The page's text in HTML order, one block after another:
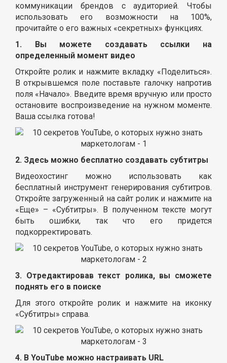
коммуникации брендов с аудиторией. Чтобы
использовать его возможности на 100%,
прочитайте о его важных «секретных» функциях.
1. Вы можете создавать ссылки на
определенный момент видео
Откройте ролик и нажмите вкладку «Поделиться».
В открывшемся поле поставьте галочку напротив
поля «Начало». Введите время вручную или просто
остановите воспроизведение на нужном моменте.
Ваша ссылка готова!
2. Здесь можно бесплатно создавать субтитры
Видеохостинг можно использовать как
бесплатный инструмент генерирования субтитров.
Откройте загруженный на сайт ролик и нажмите на
«Еще» – «Субтитры». В полученном тексте могут
быть ошибки, так что его придется
подкорректировать.
3. Отредактировав текст ролика, вы сможете
поднять его в поиске
Для этого откройте ролик и нажмите на иконку
«Субтитры» справа.
4. В YouTube можно настраивать URL